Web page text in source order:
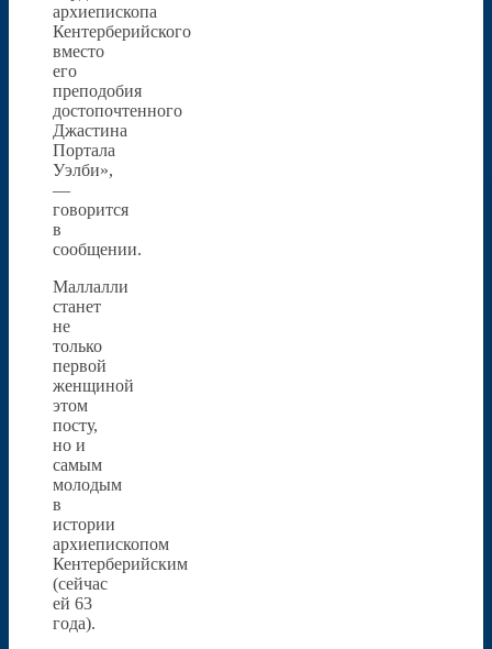
архиепископа
Кентерберийского
вместо
его
преподобия
достопочтенного
Джастина
Портала
Уэлби»,
—
говорится
в
сообщении.
Маллалли
станет
не
только
первой
женщиной
этом
посту,
но и
самым
молодым
в
истории
архиепископом
Кентерберийским
(сейчас
ей 63
года).